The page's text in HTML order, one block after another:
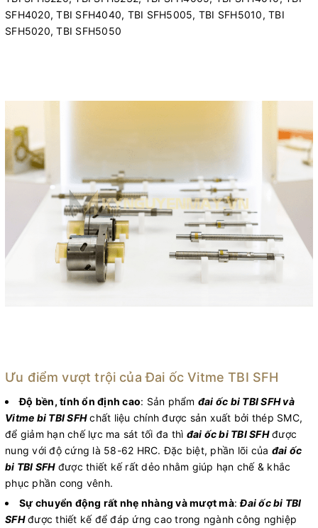
SFH4020, TBI SFH4040, TBI SFH5005, TBI SFH5010, TBI
SFH5020, TBI SFH5050
Ưu điểm vượt trội của Đai ốc Vitme TBI SFH
Độ bền, tính ổn định cao: Sản phẩm đai ốc bi TBI SFH và
Vitme bi TBI SFHchất liệu chính được sản xuất bởi thép SMC,
để giảm hạn chế lực ma sát tối đa thì đai ốc bi TBI SFHđược
nung với độ cứng là 58-62 HRC. Đặc biệt, phần lõi của đai ốc
bi TBI SFHđược thiết kế rất dẻo nhằm giúp hạn chế & khắc
phục phần cong vênh.
Sự chuyển động rất nhẹ nhàng và mượt mà:Đai ốc bi TBI
SFHđược thiết kế để đáp ứng cao trong ngành công nghiệp